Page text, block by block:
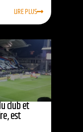
LIRE PLUS
club et
est